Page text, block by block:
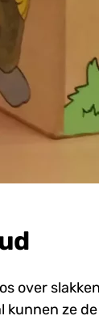
over
kunnen ze